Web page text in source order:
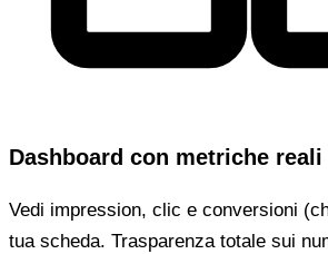
Dashboard con metriche reali
Vedi impression, clic e conversioni
tua scheda. Trasparenza totale sui